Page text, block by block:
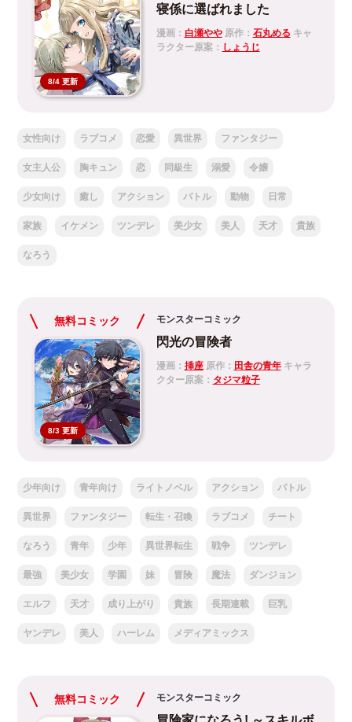
8/4 更新
寝係に選ばれました
漫画： 白瀬やや原作： 石丸める キャ
ラクター原案： しょうじ
女性向け ラブコメ 恋愛 異世界 ファンタジー
女主人公 胸キュン 恋 同級生 溺愛 令嬢
少女向け 癒し アクション バトル 動物 日常
家族 イケメン ツンデレ 美少女 美人 天才 貴族
なろう
無料コミック
8/3 更新
モンスターコミック
閃光の冒険者
漫画： 挿座原作： 田舎の青年キャラ
クター原案： タジマ粒子
少年向け 青年向け ライトノベル アクション バトル
異世界 ファンタジー 転生・召喚 ラブコメ チート
なろう 青年 少年 異世界転生 戦争 ツンデレ
最強 美少女 学園 妹 冒険 魔法 ダンジョン
エルフ 天才 成り上がり 貴族 長期連載 巨乳
ヤンデレ 美人 ハーレム メディアミックス
無料コミック モンスターコミック